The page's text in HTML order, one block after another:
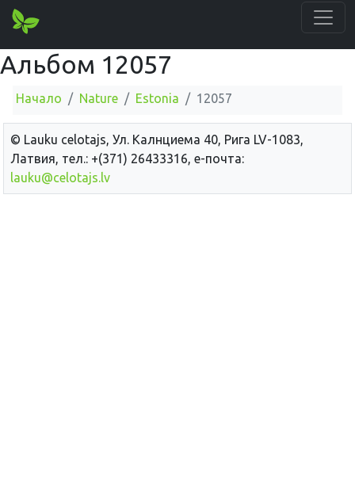
Альбом 12057
Начало Nature Estonia 12057
© Lauku сelotajs, Ул. Калнциема 40, Рига LV-1083,
Латвия, тел.: +(371) 26433316, е-почта:
lauku@celotajs.lv